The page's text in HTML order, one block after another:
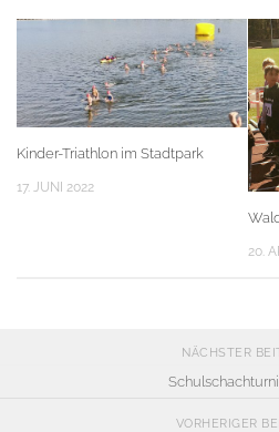
Kinder-Triathlon im Stadtpark
17. JUNI 2022
20.
NÄCHSTER
VORHERIGER